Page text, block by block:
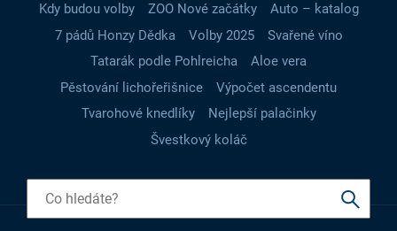
Kdy budou volby
ZOO Nové začátky
Auto – katalog
7 pádů Honzy Dědka
Volby 2025
Svařené víno
Tatarák podle Pohlreicha
Aloe vera
Pěstování lichořeřišnice
Výpočet ascendentu
Tvarohové knedlíky
Nejlepší palačinky
Švestkový koláč